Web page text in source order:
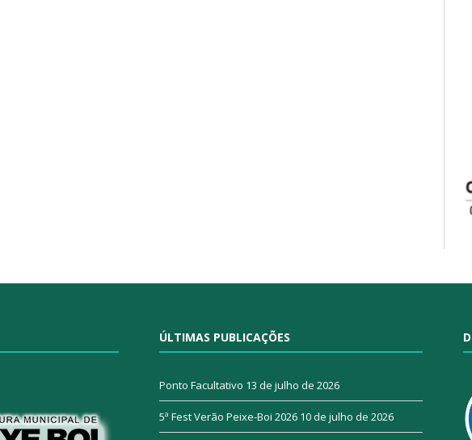
ÚLTIMAS PUBLICAÇÕES
Ponto Facultativo 13 de julho de 2026
5ª Fest Verão Peixe-Boi 2026 10 de julho de 2026